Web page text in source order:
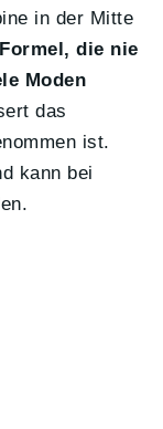
in der Mitte
die nie
Moden
das
ist.
kann bei